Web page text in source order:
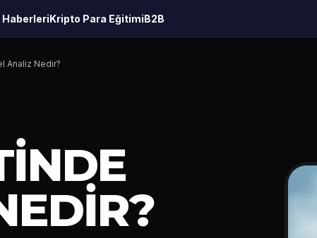
HaberleriKripto Para EğitimiB2B
Analiz Nedir?